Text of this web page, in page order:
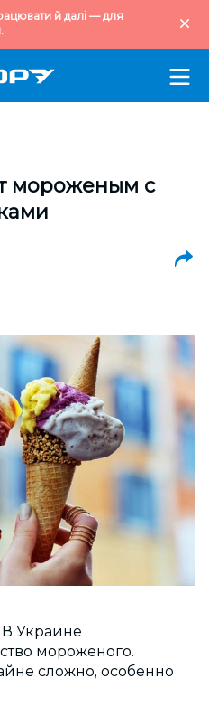
й далі — для
мороженым с
В Украине
мороженого.
сложно, особенно